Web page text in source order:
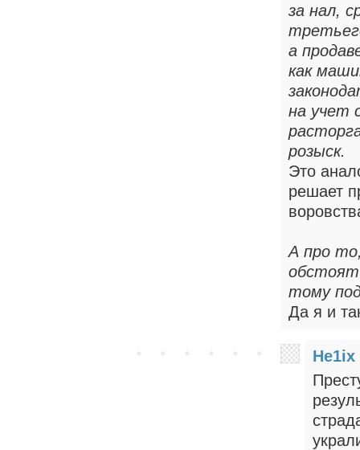
за нал,
а
как
на учет
розыск.
Это
решает
А про
обстоят
тому
Да я и
He1ix